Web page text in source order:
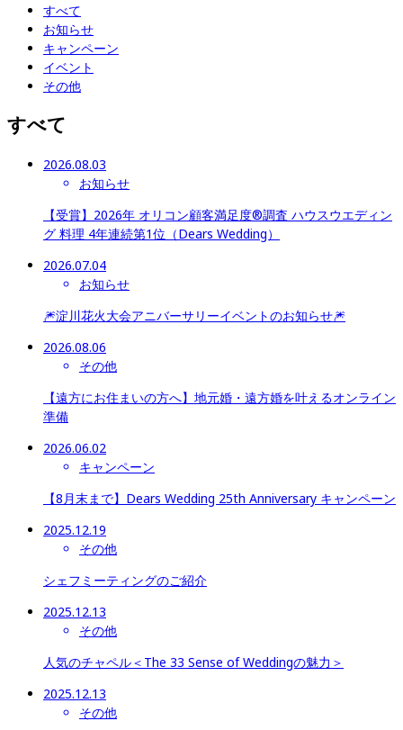
すべて
お知らせ
キャンペーン
イベント
その他
すべて
2026.08.03
お知らせ
【受賞】2026年 オリコン顧客満足度®調査 ハウスウエディン
グ 料理 4年連続第1位（Dears Wedding）
2026.07.04
お知らせ
🎆淀川花火大会アニバーサリーイベントのお知らせ🎆
2026.08.06
その他
【遠方にお住まいの方へ】地元婚・遠方婚を叶えるオンライン
準備
2026.06.02
キャンペーン
【8月末まで】Dears Wedding 25th Anniversary キャンペーン
2025.12.19
その他
シェフミーティングのご紹介
2025.12.13
その他
人気のチャペル＜The 33 Sense of Weddingの魅力＞
2025.12.13
その他